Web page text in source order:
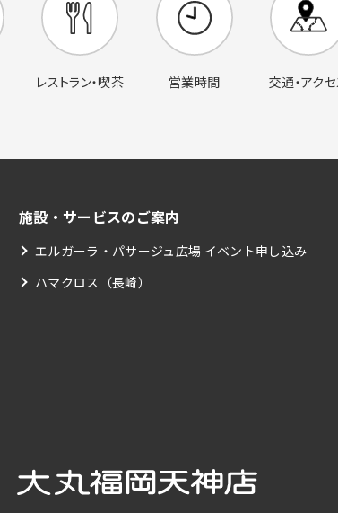
レストラン・喫茶 営業時間 交通・アク
施設・サービスのご案内
エルガーラ・パサージュ広場 イベント申し込み
ハマクロス（長崎）